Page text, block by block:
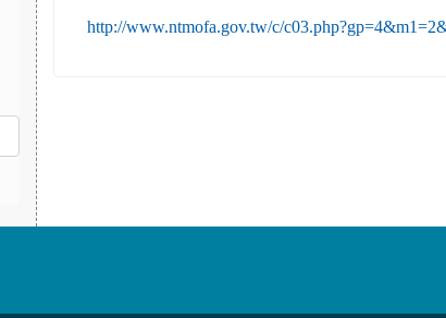
http://www.ntmofa.gov.tw/c/